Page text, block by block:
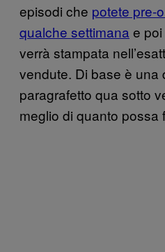
episodi che potete pre-
qualche settimana e
verrà stampata
vendute. Di base è una
paragrafetto qua sotto
meglio di quanto possa